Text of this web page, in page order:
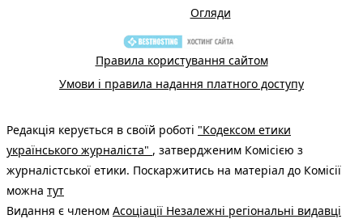
Огляди
Правила користування сайтом
Умови і правила надання платного доступу
Редакція керується в своїй роботі "Кодексом етики
українського журналіста" , затвердженим Комісією з
журналістської етики. Поскаржитись на матеріал до Комісії
можна тут
Видання є членом Асоціації Незалежні регіональні видавці